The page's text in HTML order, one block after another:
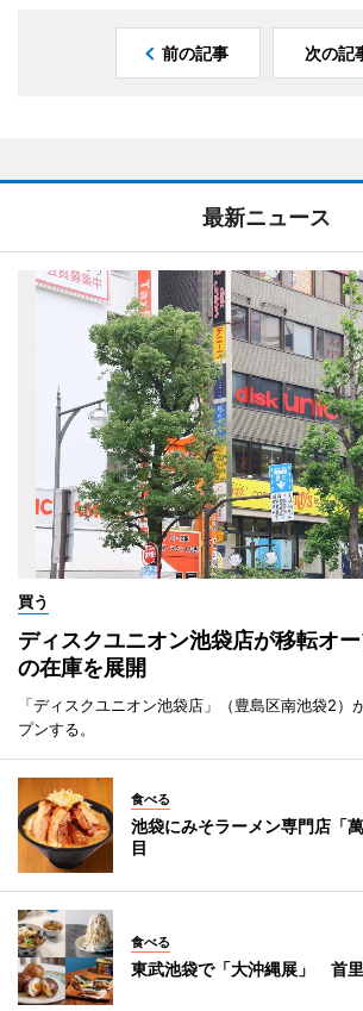
前の記事 次の記
最新ニュース
買う
ディスクユニオン池袋店が移転オ
の在庫を展開
「ディスクユニオン池袋店」（豊島区南池袋2）
プンする。
食べる
池袋にみそラーメン専門店「
目
食べる
東武池袋で「大沖縄展」 首